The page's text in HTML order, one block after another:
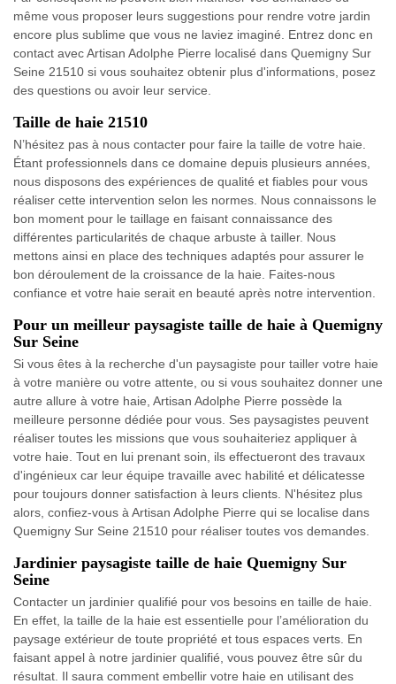
même vous proposer leurs suggestions pour rendre votre jardin
encore plus sublime que vous ne laviez imaginé. Entrez donc en
contact avec Artisan Adolphe Pierre localisé dans Quemigny Sur
Seine 21510 si vous souhaitez obtenir plus d'informations, posez
des questions ou avoir leur service.
Taille de haie 21510
N’hésitez pas à nous contacter pour faire la taille de votre haie.
Étant professionnels dans ce domaine depuis plusieurs années,
nous disposons des expériences de qualité et fiables pour vous
réaliser cette intervention selon les normes. Nous connaissons le
bon moment pour le taillage en faisant connaissance des
différentes particularités de chaque arbuste à tailler. Nous
mettons ainsi en place des techniques adaptés pour assurer le
bon déroulement de la croissance de la haie. Faites-nous
confiance et votre haie serait en beauté après notre intervention.
Pour un meilleur paysagiste taille de haie à Quemigny
Sur Seine
Si vous êtes à la recherche d'un paysagiste pour tailler votre haie
à votre manière ou votre attente, ou si vous souhaitez donner une
autre allure à votre haie, Artisan Adolphe Pierre possède la
meilleure personne dédiée pour vous. Ses paysagistes peuvent
réaliser toutes les missions que vous souhaiteriez appliquer à
votre haie. Tout en lui prenant soin, ils effectueront des travaux
d'ingénieux car leur équipe travaille avec habilité et délicatesse
pour toujours donner satisfaction à leurs clients. N'hésitez plus
alors, confiez-vous à Artisan Adolphe Pierre qui se localise dans
Quemigny Sur Seine 21510 pour réaliser toutes vos demandes.
Jardinier paysagiste taille de haie Quemigny Sur
Seine
Contacter un jardinier qualifié pour vos besoins en taille de haie.
En effet, la taille de la haie est essentielle pour l’amélioration du
paysage extérieur de toute propriété et tous espaces verts. En
faisant appel à notre jardinier qualifié, vous pouvez être sûr du
résultat. Il saura comment embellir votre haie en utilisant des